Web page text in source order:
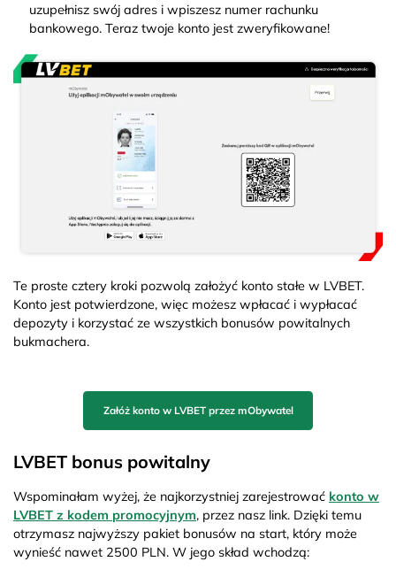
uzupełnisz swój adres i wpiszesz numer rachunku
bankowego. Teraz twoje konto jest zweryfikowane!
Te proste cztery kroki pozwolą założyć konto stałe w LVBET.
Konto jest potwierdzone, więc możesz wpłacać i wypłacać
depozyty i korzystać ze wszystkich bonusów powitalnych
bukmachera.
Załóż konto w LVBET przez mObywatel
LVBET bonus powitalny
Wspominałam wyżej, że najkorzystniej zarejestrować konto w
LVBET z kodem promocyjnym, przez nasz link. Dzięki temu
otrzymasz najwyższy pakiet bonusów na start, który może
wynieść nawet 2500 PLN. W jego skład wchodzą: